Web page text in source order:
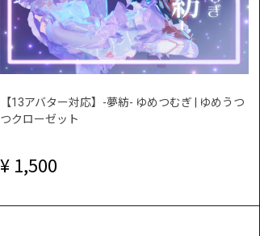
【13アバター対応】-夢紡- ゆめつむぎ | ゆめうつ
つクローゼット
1,500